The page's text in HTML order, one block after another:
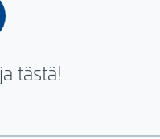
tästä!